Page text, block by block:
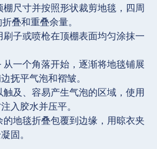
棚尺寸并按照形状裁剪地毯，四周
叠和重叠余量。
刷子或喷枪在顶棚表面均匀涂抹一
从一个角落开始，逐渐将地毯铺展
抚平气泡和褶皱。
及、容易产生气泡的区域，使用
入胶水并压平。
的地毯折叠包覆到边缘，用晾衣夹
固。